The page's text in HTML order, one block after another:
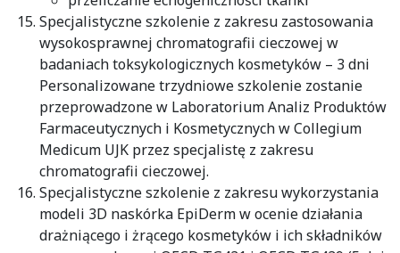
Specjalistyczne szkolenie z zakresu zastosowania
wysokosprawnej chromatografii cieczowej w
badaniach toksykologicznych kosmetyków – 3 dni
Personalizowane trzydniowe szkolenie zostanie
przeprowadzone w Laboratorium Analiz Produktów
Farmaceutycznych i Kosmetycznych w Collegium
Medicum UJK przez specjalistę z zakresu
chromatografii cieczowej.
Specjalistyczne szkolenie z zakresu wykorzystania
modeli 3D naskórka EpiDerm w ocenie działania
drażniącego i żrącego kosmetyków i ich składników